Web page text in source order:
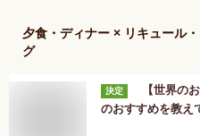
夕食・ディナー × リキュール
グ
決定
【世界の
のおすすめを教え